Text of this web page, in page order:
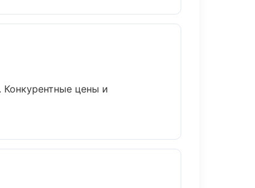
Конкурентные цены и